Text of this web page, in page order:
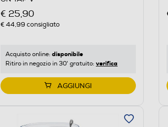
€ 25,90
€ 44,99 consigliato
Acquisto online: disponibile
Ritiro in negozio in 30' gratuito: verifica
AGGIUNGI